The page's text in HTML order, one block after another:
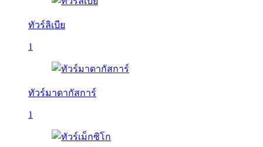
ทัวร์ลิเบีย
1
ทัวร์มาดากัสการ์
1